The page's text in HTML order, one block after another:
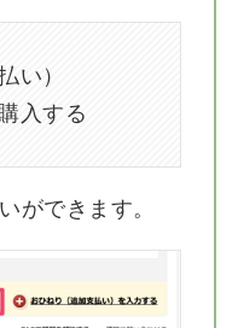
い）
入する
ができます。